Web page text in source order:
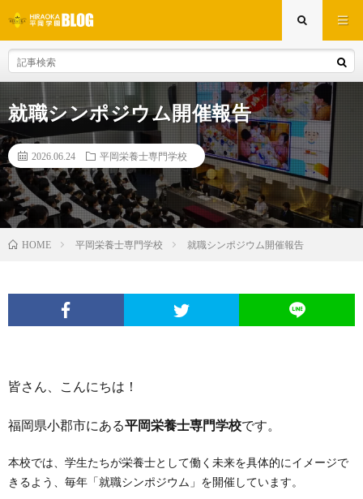
就職シンポジウム開催報告
2026.06.24 平岡栄養士専門学校
HOME 平岡栄養士専門学校 就職シンポジウム開催報告
皆さん、こんにちは！
福岡県小郡市にある平岡栄養士専門学校です。
本校では、学生たちが栄養士として働く未来を具体的にイメージで
きるよう、毎年「就職シンポジウム」を開催しています。